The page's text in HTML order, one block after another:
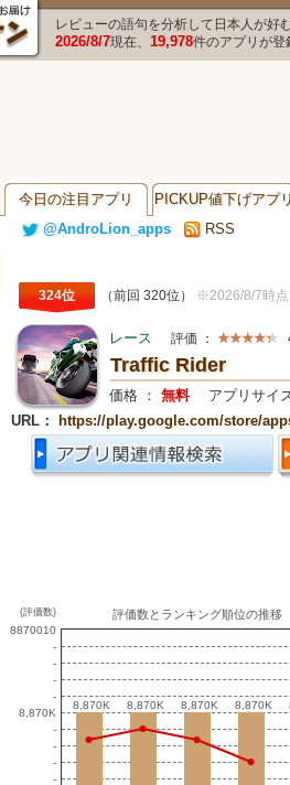
レビューの語句を分析して日本人が好
2026/8/7現在、 19,978件のアプリが登
今日の注目アプリ PICKUP値下げアプリ
@AndroLion_apps
RSS
324位 （前回 320位） ※2026/8/7時点
レース 評価 ：
Traffic Rider
価格 ： 無料 アプリサイ
URL：
https://play.google.com/store/
(評価数)
8870010
-
-
-
-
8,870K
-
-
-
-
評価数とランキング順位の推移
8,870K
8,870K 8,870K
8,870K 8,870K
8,870K 8,870K
8,870K